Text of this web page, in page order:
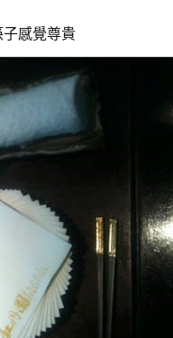
感覺尊貴